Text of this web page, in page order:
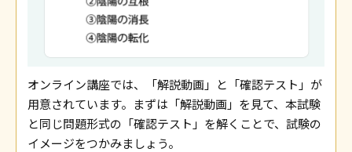
オンライン講座では、「解説動画」と「確認テスト」が
用意されています。まずは「解説動画」を見て、本試験
と同じ問題形式の「確認テスト」を解くことで、試験の
イメージをつかみましょう。